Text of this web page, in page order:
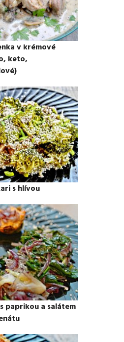
v krémové
keto,
s hlívou
paprikou a salátem